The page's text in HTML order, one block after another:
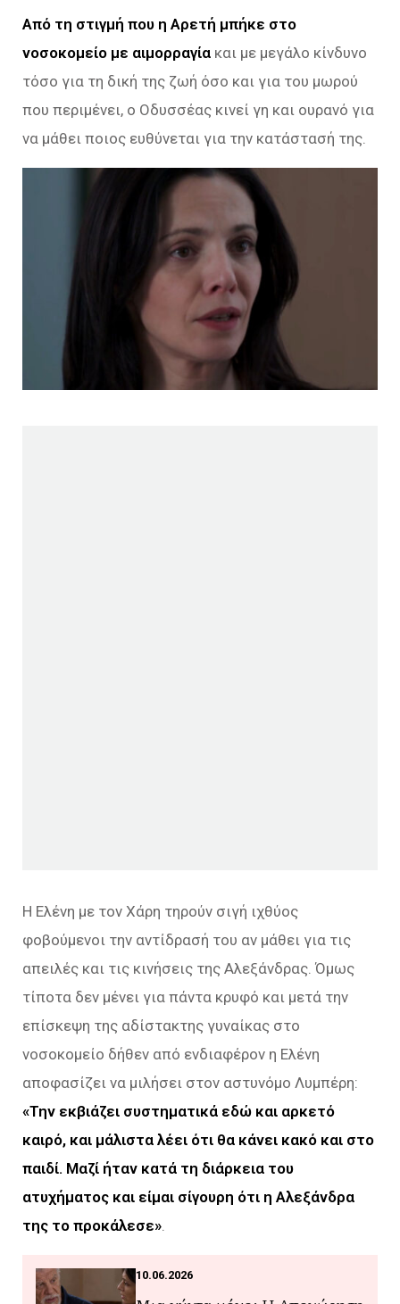
Από τη στιγμή που η Αρετή μπήκε στο
νοσοκομείο με αιμορραγία και με μεγάλο κίνδυνο
τόσο για τη δική της ζωή όσο και για του μωρού
που περιμένει, ο Οδυσσέας κινεί γη και ουρανό για
να μάθει ποιος ευθύνεται για την κατάστασή της.
Η Ελένη με τον Χάρη τηρούν σιγή ιχθύος
φοβούμενοι την αντίδρασή του αν μάθει για τις
απειλές και τις κινήσεις της Αλεξάνδρας. Όμως
τίποτα δεν μένει για πάντα κρυφό και μετά την
επίσκεψη της αδίστακτης γυναίκας στο
νοσοκομείο δήθεν από ενδιαφέρον η Ελένη
αποφασίζει να μιλήσει στον αστυνόμο Λυμπέρη:
«Την εκβιάζει συστηματικά εδώ και αρκετό
καιρό, και μάλιστα λέει ότι θα κάνει κακό και στο
παιδί. Μαζί ήταν κατά τη διάρκεια του
ατυχήματος και είμαι σίγουρη ότι η Αλεξάνδρα
της το προκάλεσε»
10.06.2026